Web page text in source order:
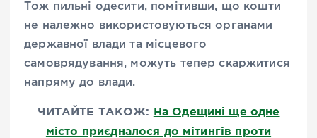
Тож пильні одесити, помітивши, що кошти
не належно використовуються органами
державної влади та місцевого
самоврядування, можуть тепер скаржитися
напряму до влади.
ЧИТАЙТЕ ТАКОЖ: На Одещині ще одне
місто приєдналося до мітингів проти